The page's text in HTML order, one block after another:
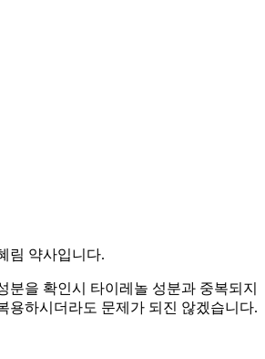
림 약사입니다.
분을 확인시 타이레놀 성분과 중복되지
용하시더라도 문제가 되진 않겠습니다.